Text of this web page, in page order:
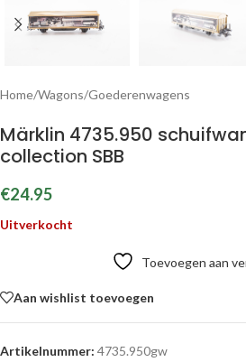
Home/Wagons/Goederenwagens
Märklin 4735.950
collection SBB
€24.95
Uitverkocht
Toevoegen aan
Aan wishlist toevoegen
Artikelnummer: 4735.950gw